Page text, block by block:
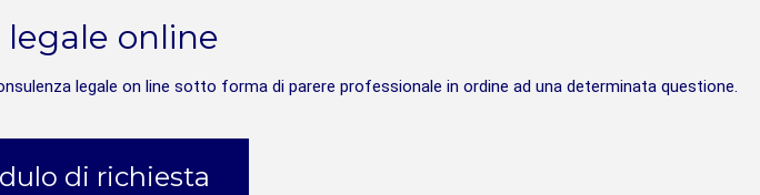
legale online
legale on line sotto forma di parere professionale in ordine ad una determinata questione.
di richiesta